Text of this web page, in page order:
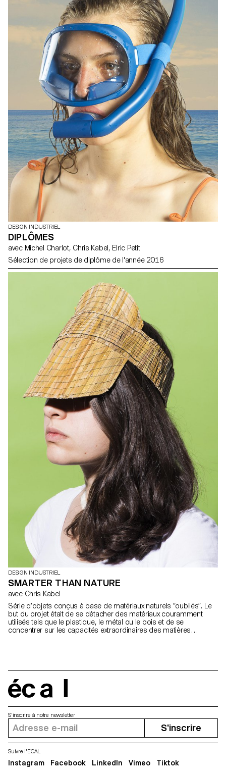
DESIGN INDUSTRIEL
DIPLÔMES
avec Michel Charlot, Chris Kabel, Elric Petit
Sélection de projets de diplôme de l'année 2016
DESIGN INDUSTRIEL
SMARTER THAN NATURE
avec Chris Kabel
Série d’objets conçus à base de matériaux naturels “oubliés”. Le
but du projet était de se détacher des matériaux couramment
utilisés tels que le plastique, le métal ou le bois et de se
concentrer sur les capacités extraordinaires des matières
S'inscrire à notre newsletter
S'inscrire
Suivre l'ECAL
Instagram Facebook LinkedIn Vimeo Tiktok